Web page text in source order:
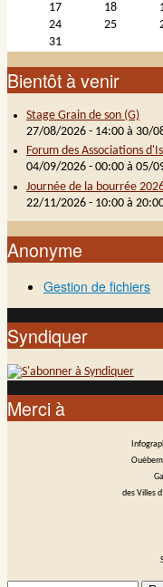
17
18
24
25
31
Bientôt à venir
Stage Grain de son (G)
27/08/2026 - 14:00 à 30/
Forum des Associations
04/09/2026 - 00:00 à 05/
Journée de la bourrée
22/11/2026 - 10:00 à
Anonyme
Gestion de fichiers
Syndiquer
Merci à
des Villes